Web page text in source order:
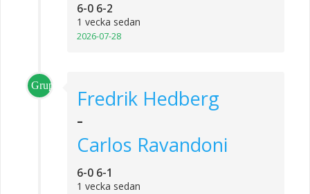
6-0 6-2
1 vecka sedan
2026-07-28
Grupp_1
Fredrik Hedberg
-
Carlos Ravandoni
6-0 6-1
1 vecka sedan